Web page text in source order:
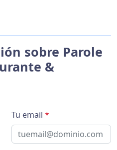
sobre Parole
&
Tu email *